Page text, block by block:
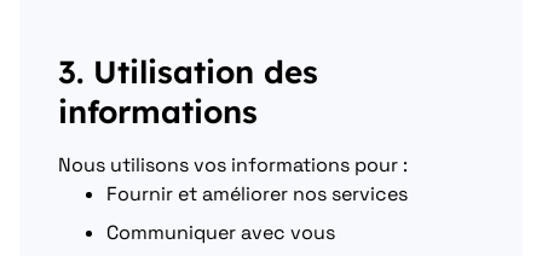
3. Utilisation des
informations
Nous utilisons vos informations pour :
Fournir et améliorer nos services
Communiquer avec vous